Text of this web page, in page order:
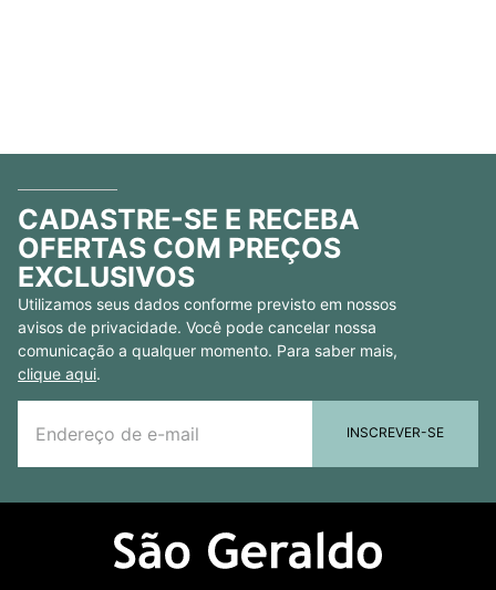
CADASTRE-SE E RECEBA
OFERTAS COM PREÇOS
EXCLUSIVOS
Utilizamos seus dados conforme previsto em nossos
avisos de privacidade. Você pode cancelar nossa
comunicação a qualquer momento. Para saber mais,
clique aqui.
INSCREVER-SE